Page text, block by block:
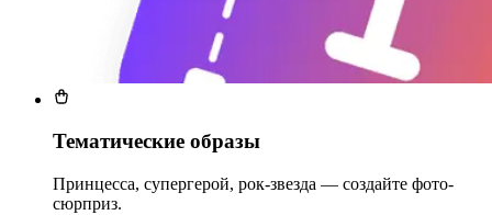
Тематические образы
Принцесса, супергерой, рок-звезда — создайте фото-
сюрприз.